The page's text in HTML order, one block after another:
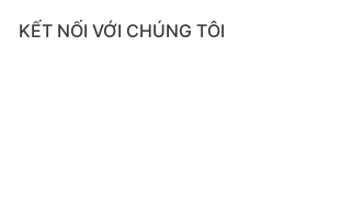
KẾT NỐI VỚI CHÚNG TÔI